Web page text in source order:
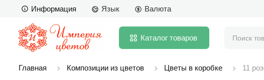
Информация Язык Валюта
Каталог товаров
Главная Композиции из цветов Цветы в коробке 11